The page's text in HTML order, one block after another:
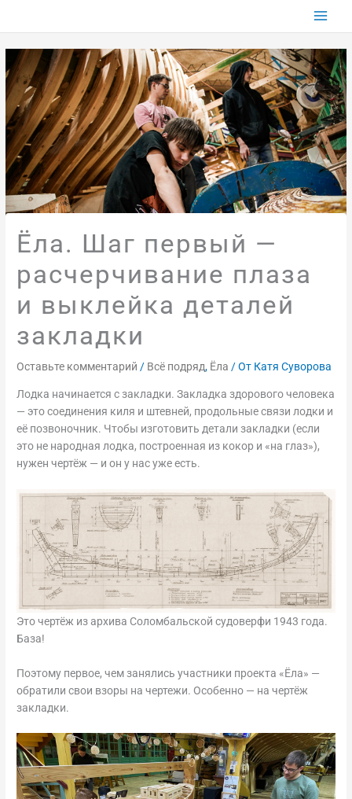
Ёла. Шаг первый —
расчерчивание плаза
и выклейка деталей
закладки
Оставьте комментарий / Всё подряд, Ёла / От Катя Суворова
Лодка начинается с закладки. Закладка здорового человека
— это соединения киля и штевней, продольные связи лодки и
её позвоночник. Чтобы изготовить детали закладки (если
это не народная лодка, построенная из кокор и «на глаз»),
нужен чертёж — и он у нас уже есть.
Это чертёж из архива Соломбальской судоверфи 1943 года.
База!
Поэтому первое, чем занялись участники проекта «Ёла» —
обратили свои взоры на чертежи. Особенно — на чертёж
закладки.